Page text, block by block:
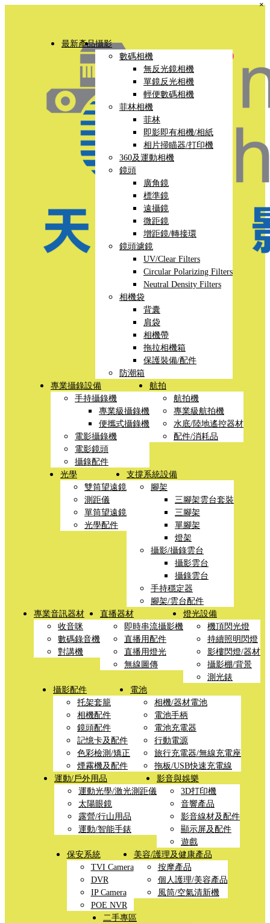
最新產品攝影
數碼相機
無反光鏡相機
單鏡反光相機
輕便數碼相機
菲林相機
菲林
即影即有相機/相紙
相片掃瞄器/打印機
360及運動相機
鏡頭
廣角鏡
標準鏡
遠攝鏡
微距鏡
增距鏡/轉接環
鏡頭濾鏡
UV/Clear Filters
Circular Polarizing Filters
Neutral Density Filters
相機袋
背囊
肩袋
相機帶
拖拉相機箱
保護裝備/配件
防潮箱
專業攝錄設備
手持攝錄機
專業級攝錄機
便攜式攝錄機
電影攝錄機
電影鏡頭
攝錄配件
航拍
航拍機
專業級航拍機
水底/陸地遙控器材
配件/消耗品
光學
雙筒望遠鏡
測距儀
單筒望遠鏡
光學配件
支撐系統設備
腳架
三腳架雲台套裝
三腳架
單腳架
燈架
攝影/攝錄雲台
攝影雲台
攝錄雲台
手持穩定器
腳架/雲台配件
專業音訊器材
收音咪
數碼錄音機
對講機
直播器材
即時串流攝影機
直播用配件
直播用燈光
無線圖傳
燈光設備
機頂閃光燈
持續照明閃燈
影樓閃燈/器材
攝影棚/背景
測光錶
攝影配件
托架套籠
相機配件
鏡頭配件
記憶卡及配件
色彩檢測/矯正
煙霧機及配件
電池
相機/器材電池
電池手柄
電池充電器
行動電源
旅行充電器/無線充電座
拖板/USB快速充電線
運動/戶外用品
運動光學/激光測距儀
太陽眼鏡
露營/行山用品
運動/智能手錶
影音與娛樂
3D打印機
音響產品
影音線材及配件
顯示屏及配件
遊戲
保安系統
TVI Camera
DVR
IP Camera
POE NVR
美容/護理及健康產品
按摩產品
個人護理/美容產品
風筒/空氣清新機
二手專區
×